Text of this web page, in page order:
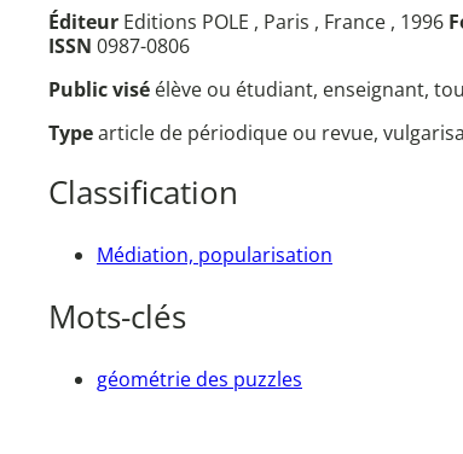
Éditeur Editions POLE , Paris , France , 1996
ISSN 0987-0806
Public visé élève ou étudiant, enseignant,
Typearticle de périodique ou revue,
Classification
Médiation, popularisation
Mots-clés
géométrie des puzzles